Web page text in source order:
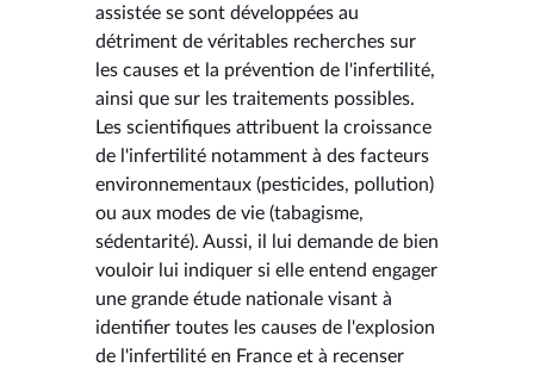
assistée se sont développées au
détriment de véritables recherches sur
les causes et la prévention de l'infertilité,
ainsi que sur les traitements possibles.
Les scientifiques attribuent la croissance
de l'infertilité notamment à des facteurs
environnementaux (pesticides, pollution)
ou aux modes de vie (tabagisme,
sédentarité). Aussi, il lui demande de bien
vouloir lui indiquer si elle entend engager
une grande étude nationale visant à
identifier toutes les causes de l'explosion
de l'infertilité en France et à recenser